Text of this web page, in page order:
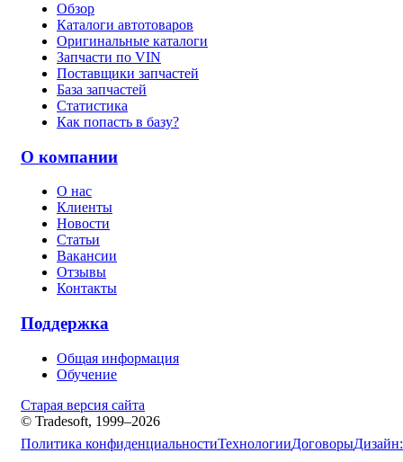
Обзор
Каталоги автотоваров
Оригинальные каталоги
Запчасти по VIN
Поставщики запчастей
База запчастей
Статистика
Как попасть в базу?
О компании
О нас
Клиенты
Новости
Статьи
Вакансии
Отзывы
Контакты
Поддержка
Общая информация
Обучение
Старая версия сайта
© Tradesoft, 1999–2026
Политика конфиденциальностиТехнологииДоговорыДизайн: